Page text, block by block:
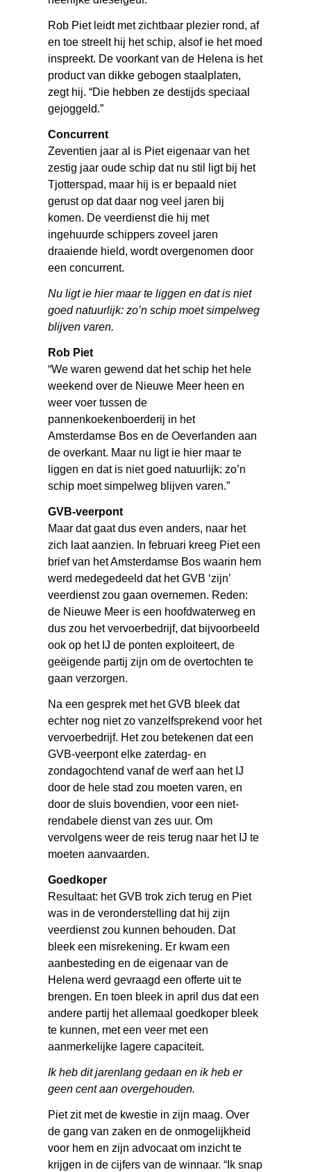
Rob Piet leidt met zichtbaar plezier rond, af
en toe streelt hij het schip, alsof ie het moed
inspreekt. De voorkant van de Helena is het
product van dikke gebogen staalplaten,
zegt hij. “Die hebben ze destijds speciaal
gejoggeld.”
Concurrent
Zeventien jaar al is Piet eigenaar van het
zestig jaar oude schip dat nu stil ligt bij het
Tjotterspad, maar hij is er bepaald niet
gerust op dat daar nog veel jaren bij
komen. De veerdienst die hij met
ingehuurde schippers zoveel jaren
draaiende hield, wordt overgenomen door
een concurrent.
Nu ligt ie hier maar te liggen en dat is niet
goed natuurlijk: zo’n schip moet simpelweg
blijven varen.
Rob Piet
“We waren gewend dat het schip het hele
weekend over de Nieuwe Meer heen en
weer voer tussen de
pannenkoekenboerderij in het
Amsterdamse Bos en de Oeverlanden aan
de overkant. Maar nu ligt ie hier maar te
liggen en dat is niet goed natuurlijk: zo’n
schip moet simpelweg blijven varen.”
GVB-veerpont
Maar dat gaat dus even anders, naar het
zich laat aanzien. In februari kreeg Piet een
brief van het Amsterdamse Bos waarin hem
werd medegedeeld dat het GVB ‘zijn’
veerdienst zou gaan overnemen. Reden:
de Nieuwe Meer is een hoofdwaterweg en
dus zou het vervoerbedrijf, dat bijvoorbeeld
ook op het IJ de ponten exploiteert, de
geëigende partij zijn om de overtochten te
gaan verzorgen.
Na een gesprek met het GVB bleek dat
echter nog niet zo vanzelfsprekend voor het
vervoerbedrijf. Het zou betekenen dat een
GVB-veerpont elke zaterdag- en
zondagochtend vanaf de werf aan het IJ
door de hele stad zou moeten varen, en
door de sluis bovendien, voor een niet-
rendabele dienst van zes uur. Om
vervolgens weer de reis terug naar het IJ te
moeten aanvaarden.
Goedkoper
Resultaat: het GVB trok zich terug en Piet
was in de veronderstelling dat hij zijn
veerdienst zou kunnen behouden. Dat
bleek een misrekening. Er kwam een
aanbesteding en de eigenaar van de
Helena werd gevraagd een offerte uit te
brengen. En toen bleek in april dus dat een
andere partij het allemaal goedkoper bleek
te kunnen, met een veer met een
aanmerkelijke lagere capaciteit.
Ik heb dit jarenlang gedaan en ik heb er
geen cent aan overgehouden.
Piet zit met de kwestie in zijn maag. Over
de gang van zaken en de onmogelijkheid
voor hem en zijn advocaat om inzicht te
krijgen in de cijfers van de winnaar. “Ik snap